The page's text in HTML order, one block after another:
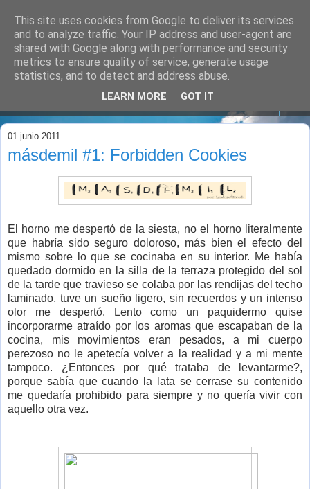
01 junio 2011
másdemil #1: Forbidden Cookies
El horno me despertó de la siesta, no el horno literalmente
que habría sido seguro doloroso, más bien el efecto del
mismo sobre lo que se cocinaba en su interior. Me había
quedado dormido en la silla de la terraza protegido del sol
de la tarde que travieso se colaba por las rendijas del techo
laminado, tuve un sueño ligero, sin recuerdos y un intenso
olor me despertó. Lento como un paquidermo quise
incorporarme atraído por los aromas que escapaban de la
cocina, mis movimientos eran pesados, a mi cuerpo
perezoso no le apetecía volver a la realidad y a mi mente
tampoco. ¿Entonces por qué trataba de levantarme?,
porque sabía que cuando la lata se cerrase su contenido
me quedaría prohibido para siempre y no quería vivir con
aquello otra vez.
This site uses cookies from Google to deliver its services
and to analyze traffic. Your IP address and user-agent are
shared with Google along with performance and security
metrics to ensure quality of service, generate usage
statistics, and to detect and address abuse.
LEARN MORE GOT IT